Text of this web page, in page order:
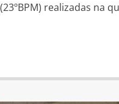
realizadas na